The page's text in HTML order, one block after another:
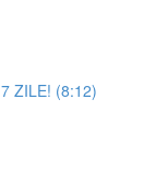
ZILE! (8:12)